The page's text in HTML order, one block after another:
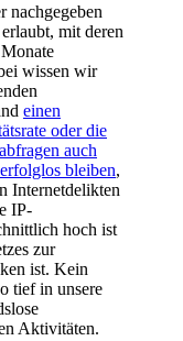
nachgegeben
mit deren
wissen wir
einen
oder die
auch
bleiben,
Internetdelikten
IP-
hoch ist
zur
ist. Kein
tief in unsere
Aktivitäten.